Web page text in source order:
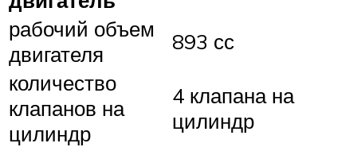
рабочий объем
двигателя
893 сс
количество
клапанов на
цилиндр
4 клапана на
цилиндр